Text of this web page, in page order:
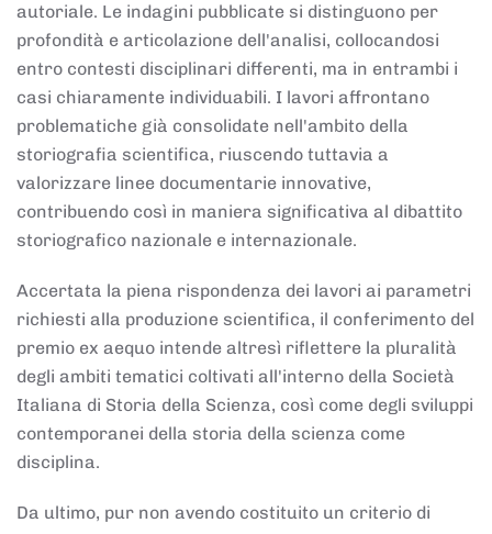
autoriale. Le indagini pubblicate si distinguono per
profondità e articolazione dell'analisi, collocandosi
entro contesti disciplinari differenti, ma in entrambi i
casi chiaramente individuabili. I lavori affrontano
problematiche già consolidate nell'ambito della
storiografia scientifica, riuscendo tuttavia a
valorizzare linee documentarie innovative,
contribuendo così in maniera significativa al dibattito
storiografico nazionale e internazionale.
Accertata la piena rispondenza dei lavori ai parametri
richiesti alla produzione scientifica, il conferimento del
premio ex aequo intende altresì riflettere la pluralità
degli ambiti tematici coltivati all'interno della Società
Italiana di Storia della Scienza, così come degli sviluppi
contemporanei della storia della scienza come
disciplina.
Da ultimo, pur non avendo costituito un criterio di